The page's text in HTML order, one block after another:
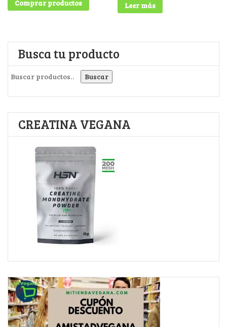
Comprar productos Leer más
Busca tu producto
Buscar
CREATINA VEGANA